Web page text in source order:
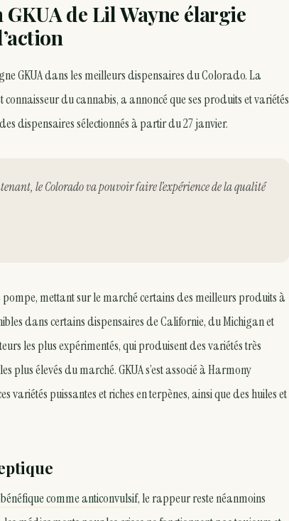
de Lil Wayne élargie
GKUA dans les meilleurs dispensaires du Colorado. La
du cannabis, a annoncé que ses produits et variétés
dispensaires sélectionnés à partir du 27 janvier.
le Colorado va pouvoir faire l’expérience de la qualité
mettant sur le marché certains des meilleurs produits à
dans certains dispensaires de Californie, du Michigan et
les plus expérimentés, qui produisent des variétés très
élevés du marché. GKUA s’est associé à Harmony
puissantes et riches en terpènes, ainsi que des huiles et
bénéfique comme anticonvulsif, le rappeur reste néanmoins